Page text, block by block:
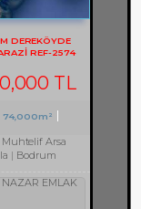
DEREKÖYDE
REF-2574
TL
74,000m²
Muhtelif Arsa
Bodrum
NAZAR EMLAK